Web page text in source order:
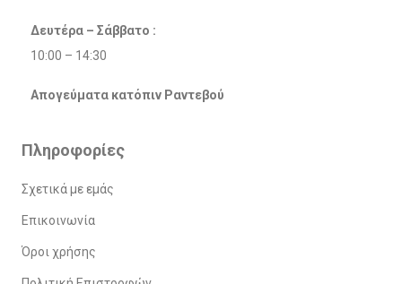
Δευτέρα – Σάββατο :
10:00 – 14:30
Απογεύματα κατόπιν Ραντεβού
Πληροφορίες
Σχετικά με εμάς
Επικοινωνία
Όροι χρήσης